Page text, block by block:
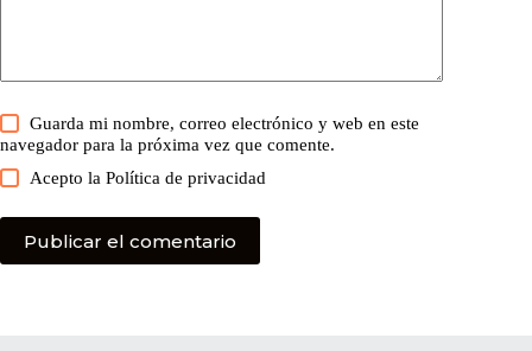
Guarda mi nombre, correo electrónico y web en este
navegador para la próxima vez que comente.
Acepto laPolítica de privacidad
Publicar el comentario